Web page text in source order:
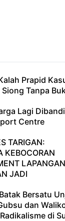
Prapid
Tanpa
Lagi
Centre
TARIGAN:
KEBOCORAN
LAPANGAN
JADI
Bersatu
dan
di